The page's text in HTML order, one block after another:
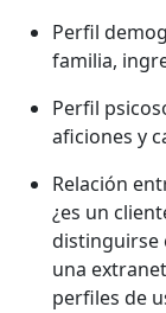
Perfil
familia,
Perfil
aficiones y
Relación
¿es un
distinguirse
una
perfiles de